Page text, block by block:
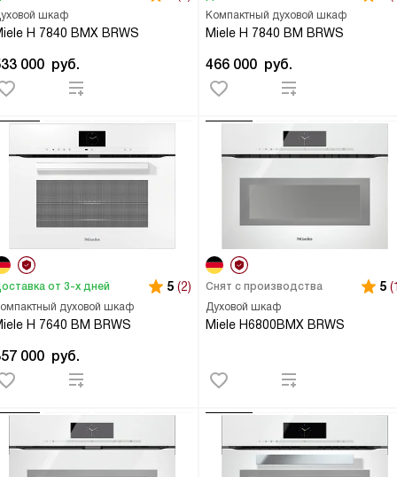
шкаф
H 7840 BMX BRWS
000 руб.
Компактный духовой шкаф
Miele H 7840 BM BRWS
466 000 руб.
духовой шкаф
H 7640 BM BRWS
от 3-х дней 5 (2)
000 руб.
Духовой шкаф
Miele H6800BMX BRWS
Снят с производства 5